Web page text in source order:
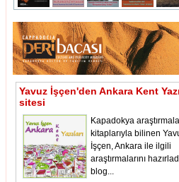
Yavuz İşçen'den Ankara Kent
sitesi
Kapadokya
kitaplarıyla bilinen
İşçen, Ankara ile ilgili
araştırmalarını
blog...